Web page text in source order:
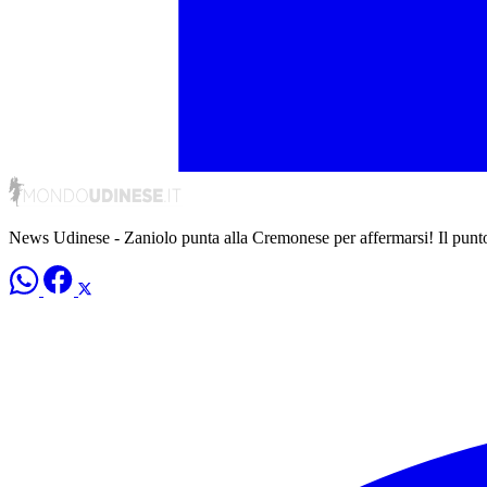
News Udinese - Zaniolo punta alla Cremonese per affermarsi! Il